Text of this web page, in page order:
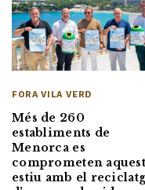
FORA VILA VERD
Més de 260
establiments de
Menorca es
comprometen aquest
estiu amb el